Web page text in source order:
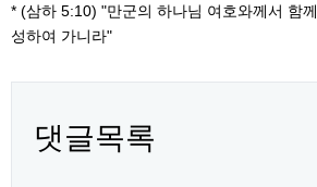
* (삼하 5:10) "만군의 하나님 여호와께서 함
성하여 가니라"
댓글목록